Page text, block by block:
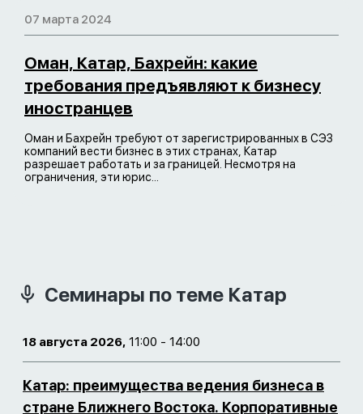
07 марта 2024
Оман, Катар, Бахрейн: какие
требования предъявляют к бизнесу
иностранцев
Оман и Бахрейн требуют от зарегистрированных в СЭЗ
компаний вести бизнес в этих странах, Катар
разрешает работать и за границей. Несмотря на
ограничения, эти юрис...
Семинары по теме Катар
18 августа 2026, 11:00 - 14:00
Катар: преимущества ведения бизнеса в
стране Ближнего Востока. Корпоративные